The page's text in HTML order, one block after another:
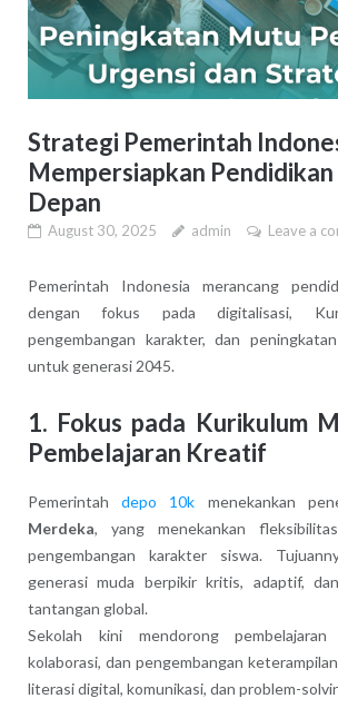
Strategi Pemerintah
Mempersiapkan
Depan
August 30, 2025 admin Leave a
Pemerintah Indonesia merancang
dengan fokus pada digitalisasi,
pengembangan karakter, dan
untuk generasi 2045.
1. Fokus pada Kurikulum
Pembelajaran Kreatif
Pemerintahdepo 10k menekankan
Merdeka, yang menekankan
pengembangan karakter siswa.
generasi muda berpikir kritis, adaptif,
tantangan global.
Sekolah kini mendorong
kolaborasi, dan pengembangan
literasi digital, komunikasi, dan problem-